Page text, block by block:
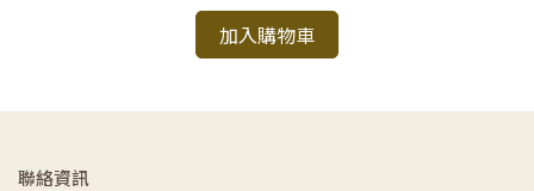
加入購物車
聯絡資訊